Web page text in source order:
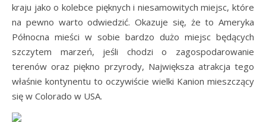
kraju jako o kolebce pięknych i niesamowitych miejsc, które
na pewno warto odwiedzić. Okazuje się, że to Ameryka
Północna mieści w sobie bardzo dużo miejsc będących
szczytem marzeń, jeśli chodzi o zagospodarowanie
terenów oraz piękno przyrody, Największa atrakcja tego
właśnie kontynentu to oczywiście wielki Kanion mieszczący
się w Colorado w USA.